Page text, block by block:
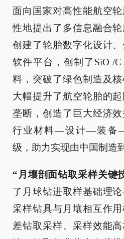
面向国家对高性能航空
性地提出了多信息融合
创建了轮胎数字化设计
软件平台，创制了SiO /
料，突破了绿色制造及
大幅提升了航空轮胎的
垄断，创造了巨大经济
行业材料—设计—装备
级，助力实现由中国制造
“月壤剖面钻取采样关键
了月球钻进取样基础理
采样钻具与月壤相互作
差钻取采样、采样效能